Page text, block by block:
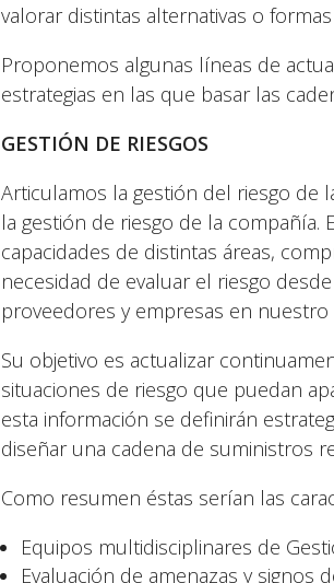
valorar distintas alternativas o
Proponemos algunas líneas de
estrategias en las que basar las
GESTIÓN DE RIESGOS
Articulamos la gestión del riesgo de
la gestión de riesgo de la
capacidades de distintas áreas,
necesidad de evaluar el riesgo
proveedores y empresas en nuestro
Su objetivo es actualizar
situaciones de riesgo que puedan
esta información se definirán
diseñar una cadena de suministros
Como resumen éstas serían las
Equipos multidisciplinares de
Evaluación de amenazas y